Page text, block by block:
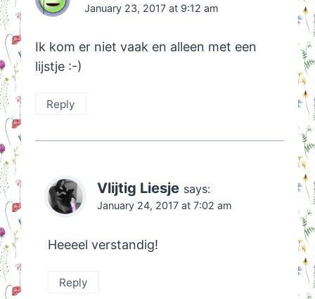
January 23, 2017 at 9:12 am
Ik kom er niet vaak en alleen met een
lijstje :-)
Reply
Vlijtig Liesje says:
January 24, 2017 at 7:02 am
Heeeel verstandig!
Reply